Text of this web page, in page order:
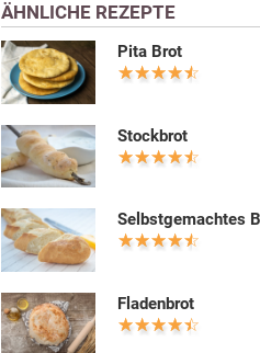
ÄHNLICHE REZEPTE
Pita Brot
Stockbrot
Selbstgemachtes
Fladenbrot